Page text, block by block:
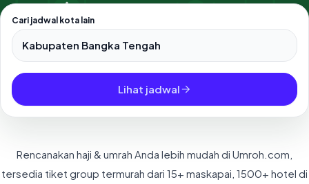
Cari jadwal kota lain
Pilih salah satu dari 500+ kota dan kabupaten di Indonesia.
Lihat jadwal
Rencanakan haji & umrah Anda lebih mudah di Umroh.com,
tersedia tiket group termurah dari 15+ maskapai, 1500+ hotel di